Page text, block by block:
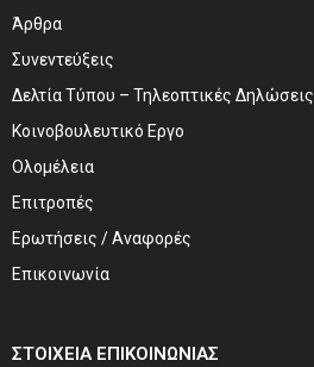
Άρθρα
Συνεντεύξεις
Δελτία Τύπου – Τηλεοπτικές Δηλώσεις
Κοινοβουλευτικό Εργο
Ολομέλεια
Επιτροπές
Ερωτήσεις / Αναφορές
Επικοινωνία
ΣΤΟΙΧΕΊΑ ΕΠΙΚΟΙΝΩΝΊΑΣ